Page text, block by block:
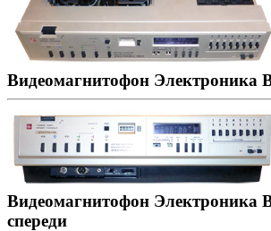
Видеомагнитофон Электроника
Видеомагнитофон Электроника
спереди